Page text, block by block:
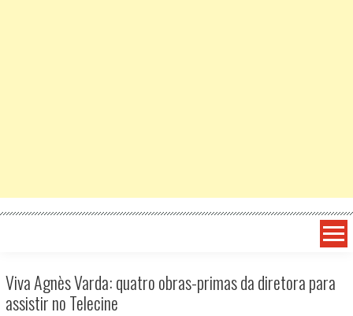
Viva Agnès Varda: quatro obras-primas da diretora para
assistir no Telecine